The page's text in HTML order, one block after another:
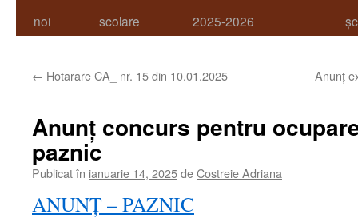
noi
scolare
2025-2026
← Hotarare CA_ nr. 15 din 10.01.2025 Anunț
Anunț concurs pentru
paznic
Publicat în ianuarie 14, 2025deCostreie Adriana
ANUNȚ – PAZNIC